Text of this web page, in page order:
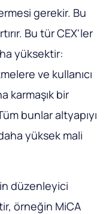
gerekir. Bu
Bu tür CEX'ler
yüksektir:
ve kullanıcı
karmaşık bir
bunlar altyapıyı
yüksek mali
düzenleyici
örneğin MiCA